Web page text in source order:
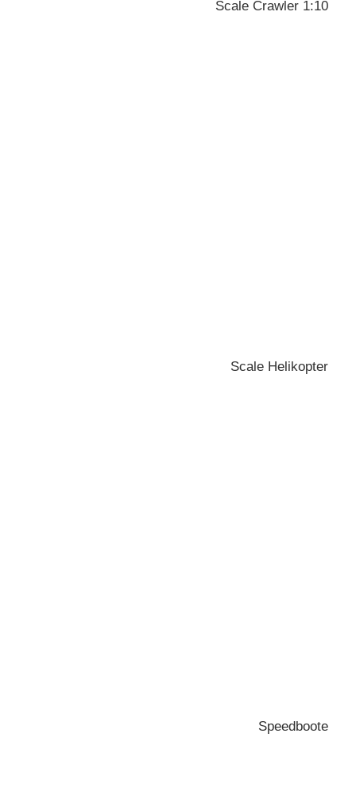
Scale Crawler 1:10
Scale Helikopter
Speedboote